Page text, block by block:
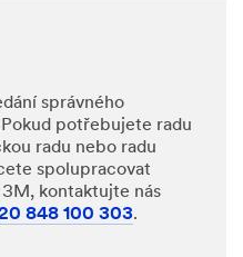
správného
potřebujete radu
radu nebo radu
spolupracovat
kontaktujte nás
848 100 303.